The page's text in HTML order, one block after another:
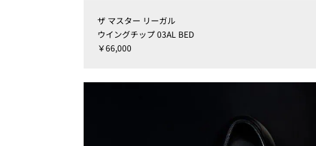
ザ マスター リーガル
ウイングチップ 03AL BED
￥66,000